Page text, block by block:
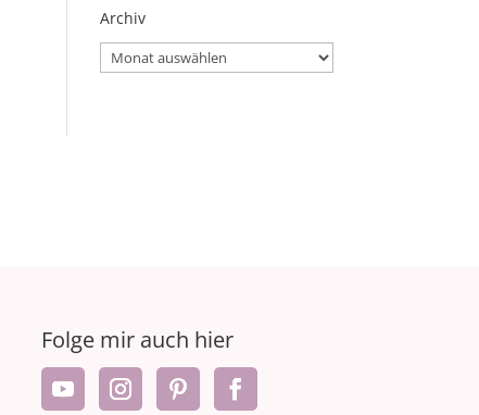
Archiv
Archiv
Folge mir auch hier